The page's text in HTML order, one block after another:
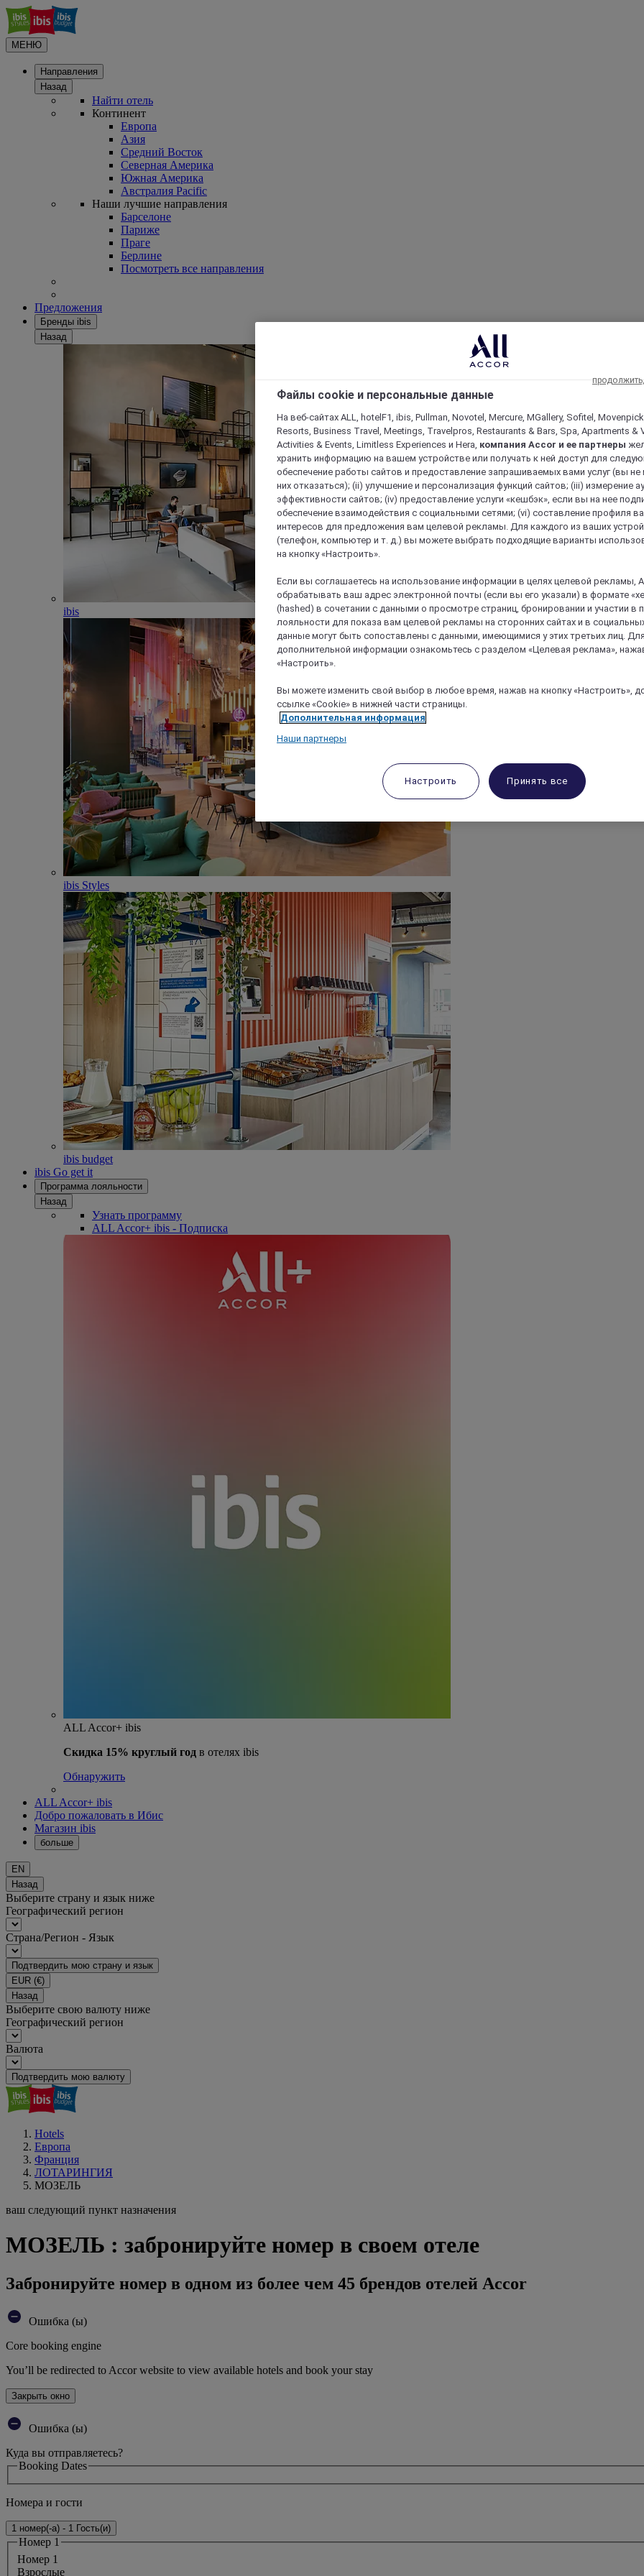
МЕНЮ
Направления
Назад
Найти отель
Континент
Европа
Азия
Средний Восток
Северная Америка
Южная Америка
Австралия Pacific
Наши лучшие направления
Барселоне
Париже
Праге
Берлине
Посмотреть все направления
Предложения
Бренды ibis
Назад
ibis
ibis Styles
ibis budget
ibis Go get it
Программа лояльности
Назад
Узнать программу
ALL Accor+ ibis - Подписка
ALL Accor+ ibis
Скидка 15% круглый год в отелях ibis
Обнаружить
ALL Accor+ ibis
Добро пожаловать в Ибис
Магазин ibis
больше
EN
Назад
Выберите страну и язык ниже
Географический регион
Страна/Регион - Язык
Подтвердить мою страну и язык
EUR (€)
Назад
Выберите свою валюту ниже
Географический регион
Валюта
Подтвердить мою валюту
Hotels
Европа
Франция
ЛОТАРИНГИЯ
МОЗЕЛЬ
ваш следующий пункт назначения
МОЗЕЛЬ : забронируйте номер в своем отеле
Забронируйте номер в одном из более чем 45 брендов отелей Accor
Ошибка (ы)
Core booking engine
You’ll be redirected to Accor website to view available hotels and book your stay
Закрыть окно
Ошибка (ы)
Куда вы отправляетесь?
Booking Dates
Номера и гости
1 номер(-а) - 1 Гость(и)
Номер 1
Номер 1
Bзрослые
Файлы cookie и персональные данные
На веб-сайтах ALL, hotelF1, ibis, Pullman, Novotel, Mercure, MGallery, Sofitel,
Resorts, Business Travel, Meetings, Travelpros, Restaurants & Bars, Spa, Apartments &
Activities & Events, Limitless Experiences и Hera, компания Accor и ее партнеры
хранить информацию на вашем устройстве или получать к ней доступ для
обеспечение работы сайтов и предоставление запрашиваемых вами услуг (вы
них отказаться); (ii) улучшение и персонализация функций сайтов; (iii) измерение
эффективности сайтов; (iv) предоставление услуги «кешбэк», если вы на нее
обеспечение взаимодействия с социальными сетями; (vi) составление профиля
интересов для предложения вам целевой рекламы. Для каждого из ваших
(телефон, компьютер и т. д.) вы можете выбрать подходящие варианты
на кнопку «Настроить».
Если вы соглашаетесь на использование информации в целях целевой рекламы,
обрабатывать ваш адрес электронной почты (если вы его указали) в формате
(hashed) в сочетании с данными о просмотре страниц, бронировании и участии в
лояльности для показа вам целевой рекламы на сторонних сайтах и в
данные могут быть сопоставлены с данными, имеющимися у этих третьих лиц.
дополнительной информации ознакомьтесь с разделом «Целевая реклама»,
«Настроить».
Вы можете изменить свой выбор в любое время, нажав на кнопку «Настроить»,
ссылке «Cookie» в нижней части страницы.
Дополнительная информация
Наши партнеры
Настроить Принять все